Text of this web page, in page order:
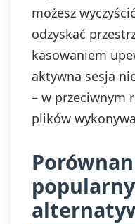
możesz
odzyskać
kasowaniem
aktywna sesja
– w przeciwnym
plików